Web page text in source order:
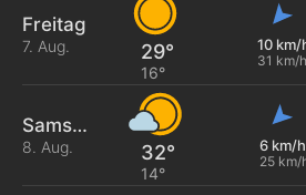
Freitag
7. Aug. 29°
16°
10 km/
31 km/h
Samstag
8. Aug. 32°
14°
6 km/h
25 km/